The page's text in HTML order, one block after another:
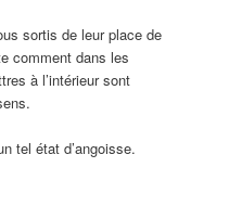
sortis de leur place de
comment dans les
à l’intérieur sont
tel état d’angoisse.